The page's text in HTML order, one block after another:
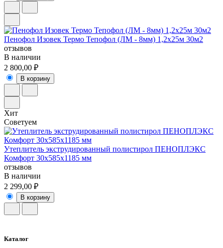
Пенофол Изовек Термо Тепофол (ЛМ - 8мм) 1,2х25м 30м2
отзывов
В наличии
2 800,00 ₽
В корзину
Хит
Советуем
Утеплитель экструдированный полистирол ПЕНОПЛЭКС
Комфорт 30х585х1185 мм
отзывов
В наличии
2 299,00 ₽
В корзину
Каталог